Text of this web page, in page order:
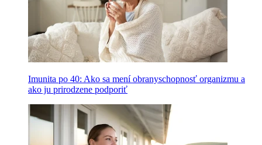
Imunita po 40: Ako sa mení obranyschopnosť organizmu a
ako ju prirodzene podporiť